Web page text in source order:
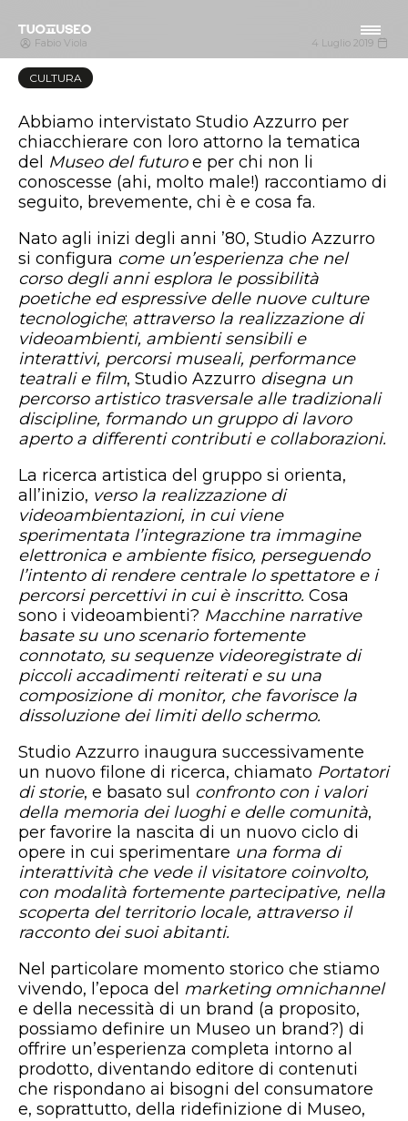
Fabio Viola 4 Luglio 2019
CULTURA
Abbiamo intervistato Studio Azzurro per
chiacchierare con loro attorno la tematica
del Museo del futuroe per chi non li
conoscesse (ahi, molto male!) raccontiamo di
seguito, brevemente, chi è e cosa fa.
Nato agli inizi degli anni ’80, Studio Azzurro
si configura come un’esperienza che nel
corso degli anni esplora le possibilità
poetiche ed espressive delle nuove culture
tecnologiche; attraverso la realizzazione di
videoambienti, ambienti sensibili e
interattivi, percorsi museali, performance
teatrali e film, Studio Azzurro disegna un
percorso artistico trasversale alle tradizionali
discipline, formando un gruppo di lavoro
aperto a differenti contributi e collaborazioni.
La ricerca artistica del gruppo si orienta,
all’inizio, verso la realizzazione di
videoambientazioni, in cui viene
sperimentata l’integrazione tra immagine
elettronica e ambiente fisico, perseguendo
l’intento di rendere centrale lo spettatore e i
percorsi percettivi in cui è inscritto. Cosa
sono i videoambienti? Macchine narrative
basate su uno scenario fortemente
connotato, su sequenze videoregistrate di
piccoli accadimenti reiterati e su una
composizione di monitor, che favorisce la
dissoluzione dei limiti dello schermo.
Studio Azzurro inaugura successivamente
un nuovo filone di ricerca, chiamato Portatori
di storie, e basato sul confronto con i valori
della memoria dei luoghi e delle comunità,
per favorire la nascita di un nuovo ciclo di
opere in cui sperimentare una forma di
interattività che vede il visitatore coinvolto,
con modalità fortemente partecipative, nella
scoperta del territorio locale, attraverso il
racconto dei suoi abitanti.
Nel particolare momento storico che stiamo
vivendo, l’epoca del marketing omnichannel
e della necessità di un brand (a proposito,
possiamo definire un Museo un brand?) di
offrire un’esperienza completa intorno al
prodotto, diventando editore di contenuti
che rispondano ai bisogni del consumatore
e, soprattutto, della ridefinizione di Museo,